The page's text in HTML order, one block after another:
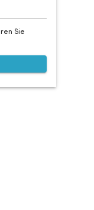
Sie